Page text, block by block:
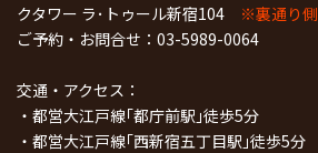
クタワー ラ･トゥール新宿104 ※裏通り側
ご予約・お問合せ： 03-5989-0064
交通・アクセス：
・都営大江戸線｢都庁前駅｣徒歩5分
・都営大江戸線｢西新宿五丁目駅｣徒歩5分